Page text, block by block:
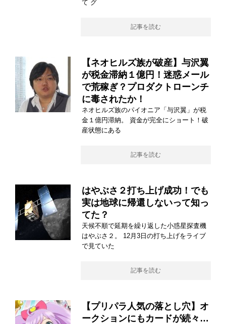
て グ
記事を読む
【ネオヒルズ族が破産】与沢翼
が税金滞納１億円！迷惑メール
で荒稼ぎ？プロダクトローンチ
に毒されたか！
ネオヒルズ族のパイオニア「与沢翼」が税
金１億円滞納。 資金が完全にショート！破
産状態にある
記事を読む
はやぶさ２打ち上げ成功！でも
実は地球に帰還しないって知っ
てた？
天候不順で延期を繰り返した小惑星探査機
はやぶさ２。 12月3日の打ち上げをライブ
で見ていた
記事を読む
【プリパラ人気の落とし穴】オ
ークションにもカードが続々…